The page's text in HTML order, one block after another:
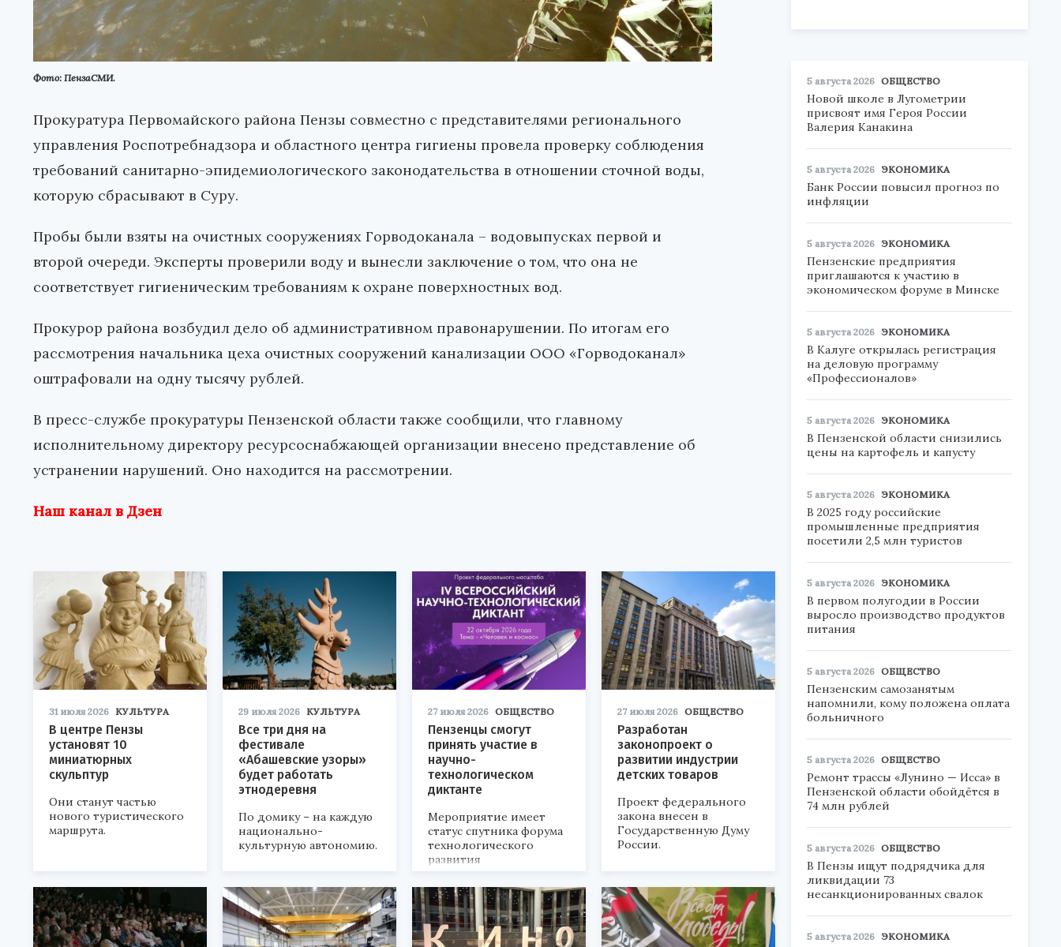
Фото: ПензаСМИ.
Прокуратура Первомайского района Пензы совместно с представителями регионального
управления Роспотребнадзора и областного центра гигиены провела проверку соблюдения
требований санитарно-эпидемиологического законодательства в отношении сточной воды,
которую сбрасывают в Суру.
Пробы были взяты на очистных сооружениях Горводоканала – водовыпусках первой и
второй очереди. Эксперты проверили воду и вынесли заключение о том, что она не
соответствует гигиеническим требованиям к охране поверхностных вод.
Прокурор района возбудил дело об административном правонарушении. По итогам его
рассмотрения начальника цеха очистных сооружений канализации ООО «Горводоканал»
оштрафовали на одну тысячу рублей.
В пресс-службе прокуратуры Пензенской области также сообщили, что главному
исполнительному директору ресурсоснабжающей организации внесено представление об
устранении нарушений. Оно находится на рассмотрении.
Наш канал в Дзен
31 июля 2026 КУЛЬТУРА
В центре Пензы
установят 10
миниатюрных
скульптур
Они станут частью
нового туристического
маршрута.
29 июля 2026 КУЛЬТУРА
Все три дня на
фестивале
«Абашевские узоры»
будет работать
этнодеревня
По домику – на каждую
национально-
культурную автономию.
27 июля 2026 ОБЩЕСТВО
Пензенцы смогут
принять участие в
научно-
технологическом
диктанте
Мероприятие имеет
статус спутника форума
технологического
развития
«Технопром-2026».
27 июля 2026 ОБЩЕСТВО
Разработан
законопроект о
развитии индустрии
детских товаров
Проект федерального
закона внесен в
Государственную Думу
России.
5 августа 2026 ОБЩЕСТВО
Новой школе в Лугометрии
присвоят имя Героя России
Валерия Канакина
5 августа 2026 ЭКОНОМИКА
Банк России повысил прогноз по
инфляции
5 августа 2026 ЭКОНОМИКА
Пензенские предприятия
приглашаются к участию в
экономическом форуме в Минске
5 августа 2026 ЭКОНОМИКА
В Калуге открылась регистрация
на деловую программу
«Профессионалов»
5 августа 2026 ЭКОНОМИКА
В Пензенской области снизились
цены на картофель и капусту
5 августа 2026 ЭКОНОМИКА
В 2025 году российские
промышленные предприятия
посетили 2,5 млн туристов
5 августа 2026 ЭКОНОМИКА
В первом полугодии в России
выросло производство продуктов
питания
5 августа 2026 ОБЩЕСТВО
Пензенским самозанятым
напомнили, кому положена оплата
больничного
5 августа 2026 ОБЩЕСТВО
Ремонт трассы «Лунино — Исса» в
Пензенской области обойдётся в
74 млн рублей
5 августа 2026 ОБЩЕСТВО
В Пензы ищут подрядчика для
ликвидации 73
несанкционированных свалок
5 августа 2026 ЭКОНОМИКА